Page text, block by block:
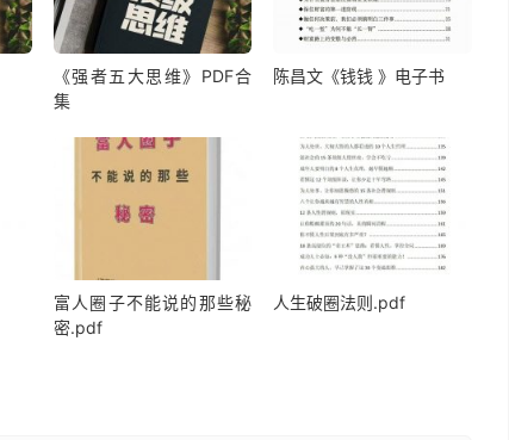
《强者五大思维》PDF合
集
陈昌文《钱钱 》电子书
富人圈子不能说的那些秘
密.pdf
人生破圈法则.pdf